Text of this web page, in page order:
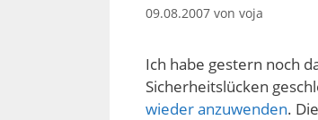
09.08.2007 von voja
Ich habe gestern noch
Sicherheitslücken
wieder anzuwenden.